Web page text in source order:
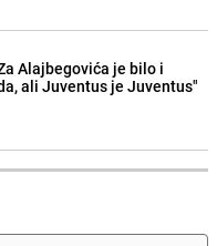
Alajbegovića je bilo i
ali Juventus je Juventus"